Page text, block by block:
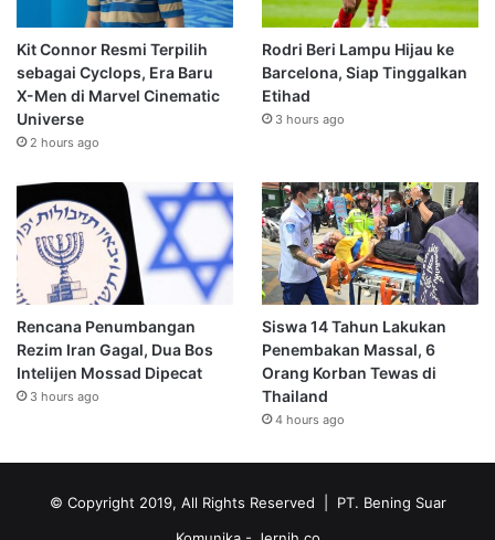
Kit Connor Resmi Terpilih
sebagai Cyclops, Era Baru
X-Men di Marvel Cinematic
Universe
2 hours ago
Rodri Beri Lampu Hijau ke
Barcelona, Siap Tinggalkan
Etihad
3 hours ago
Rencana Penumbangan
Rezim Iran Gagal, Dua Bos
Intelijen Mossad Dipecat
3 hours ago
Siswa 14 Tahun Lakukan
Penembakan Massal, 6
Orang Korban Tewas di
Thailand
4 hours ago
© Copyright 2019, All Rights Reserved | PT. Bening Suar